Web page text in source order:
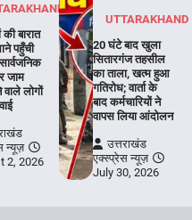
की बारात
पहुँची
जाम
लोगों
न्यूज़
2, 2026
UTTARAKHAND
20 घंटे बाद खुला
सितारगंज तहसील
का ताला, खत्म हुआ
गतिरोध; वार्ता के
बाद कर्मचारियों ने
वापस लिया आंदोलन
उत्तराखंड
एक्स्प्रेस न्यूज़
July 30, 2026